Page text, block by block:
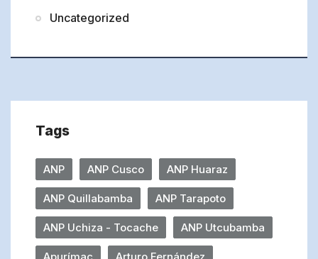
Uncategorized
Tags
ANP ANP Cusco ANP Huaraz
ANP Quillabamba ANP Tarapoto
ANP Uchiza - Tocache ANP Utcubamba